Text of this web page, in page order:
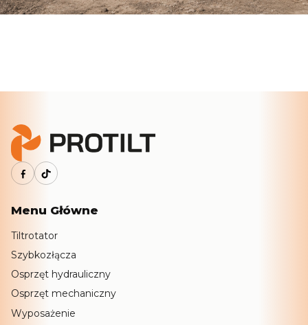
Menu Główne
Tiltrotator
Szybkozłącza
Osprzęt hydrauliczny
Osprzęt mechaniczny
Wyposażenie